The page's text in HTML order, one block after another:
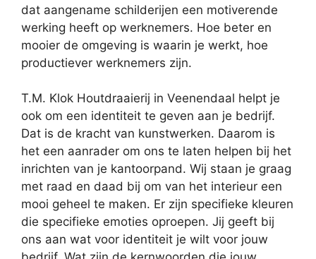
dat aangename schilderijen een motiverende
werking heeft op werknemers. Hoe beter en
mooier de omgeving is waarin je werkt, hoe
productiever werknemers zijn.
T.M. Klok Houtdraaierij in Veenendaal helpt je
ook om een identiteit te geven aan je bedrijf.
Dat is de kracht van kunstwerken. Daarom is
het een aanrader om ons te laten helpen bij het
inrichten van je kantoorpand. Wij staan je graag
met raad en daad bij om van het interieur een
mooi geheel te maken. Er zijn specifieke kleuren
die specifieke emoties oproepen. Jij geeft bij
ons aan wat voor identiteit je wilt voor jouw